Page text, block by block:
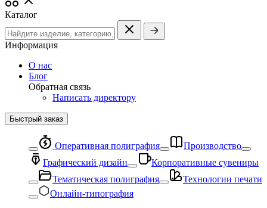
Каталог
Информация
О нас
Блог
Обратная связь
Написать директору
Быстрый заказ
Оперативная полиграфия
Производство
Графический дизайн
Корпоративные сувениры
Тематическая полиграфия
Технологии печати
Онлайн-типография